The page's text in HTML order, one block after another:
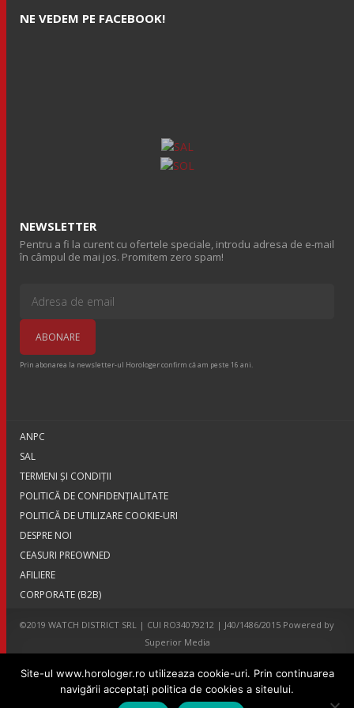
NE VEDEM PE FACEBOOK!
NEWSLETTER
Pentru a fi la curent cu ofertele speciale, introdu adresa de e-mail
în câmpul de mai jos. Promitem zero spam!
Prin abonarea la newsletter-ul Horologer confirm că am peste 16 ani.
ANPC
SAL
TERMENI ŞI CONDIŢII
POLITICĂ DE CONFIDENȚIALITATE
POLITICĂ DE UTILIZARE COOKIE-URI
DESPRE NOI
CEASURI PREOWNED
AFILIERE
CORPORATE (B2B)
©2019 WATCH DISTRICT SRL | CUI RO34079212 | J40/1486/2015 Powered by
Superior Media
Site-ul www.horologer.ro utilizeaza cookie-uri. Prin continuarea
navigării acceptaţi politica de cookies a siteului.